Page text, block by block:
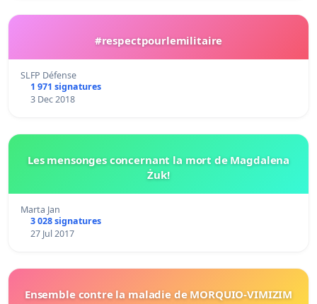
#respectpourlemilitaire
SLFP Défense
1 971 signatures
3 Dec 2018
Les mensonges concernant la mort de Magdalena
Żuk!
Marta Jan
3 028 signatures
27 Jul 2017
Ensemble contre la maladie de MORQUIO-VIMIZIM